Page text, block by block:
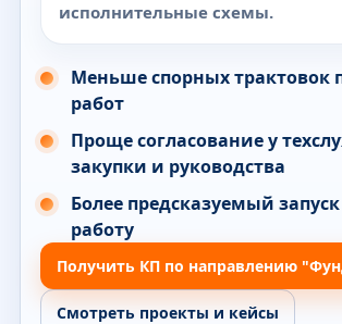
исполнительные схемы.
Меньше спорных трактовок
работ
Проще согласование у
закупки и руководства
Более предсказуемый
работу
Получить КП по направлению
Смотреть проекты и кейсы